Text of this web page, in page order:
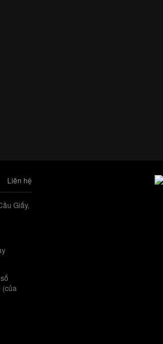
Liên hệ
Giấy,
(của